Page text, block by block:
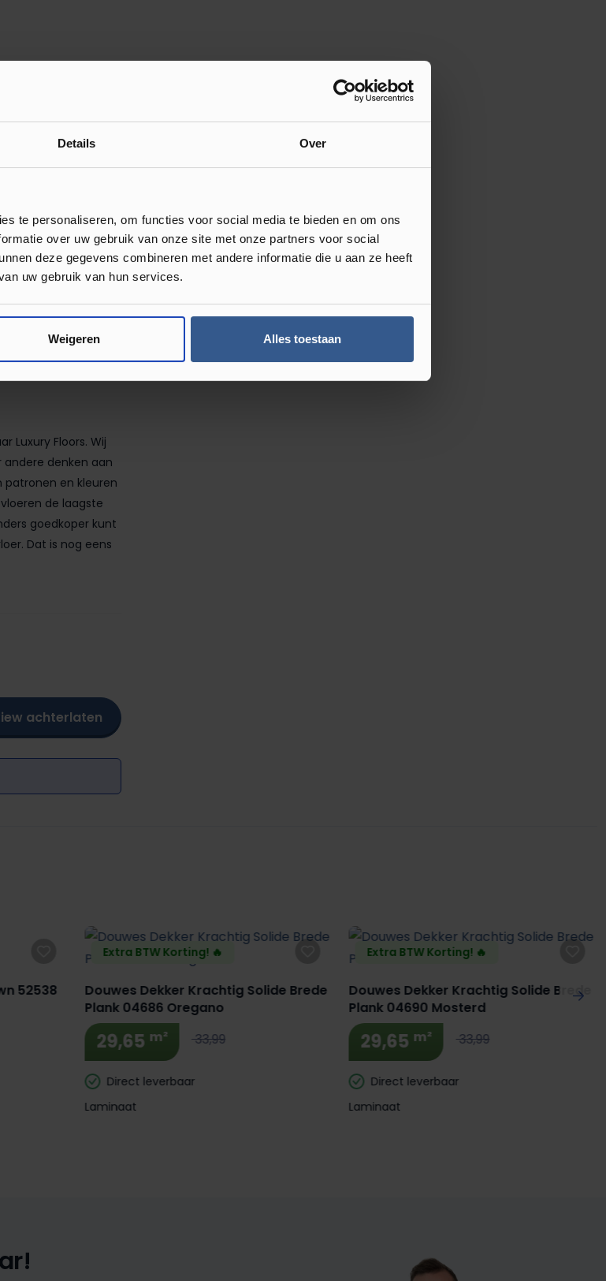
Details Over
te personaliseren, om functies voor social media te bieden en om ons
over uw gebruik van onze site met onze partners voor social
deze gegevens combineren met andere informatie die u aan ze heeft
uw gebruik van hun services.
Weigeren Alles toestaan
kunt u bijvoorbeeld
door de
zijn hieronder
Luxury Floors. Wij
denken aan
patronen en kleuren
de laagste
goedkoper kunt
Dat is nog eens
achterlaten
52538
Extra BTW Korting! 🔥
Douwes Dekker Krachtig Solide Brede
Plank 04686 Oregano
29,65 m² 33,99
Direct leverbaar
Laminaat
Extra BTW Korting! 🔥
Douwes Dekker Krachtig Solide Brede
Plank 04690 Mosterd
29,65 m² 33,99
Direct leverbaar
Laminaat